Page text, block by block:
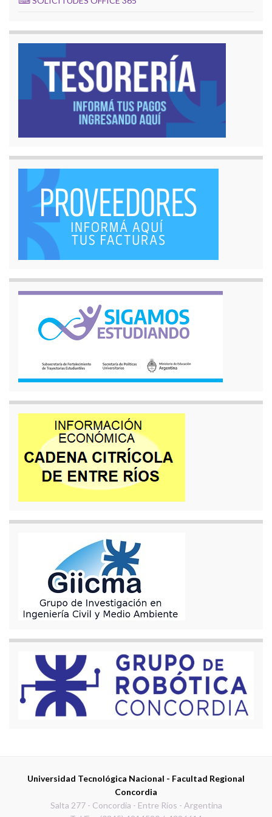
Universidad Tecnológica Nacional - Facultad Regional
Concordia
Salta 277 - Concordia - Entre Ríos - Argentina